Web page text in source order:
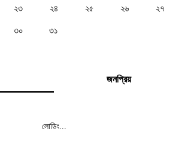
২৩ ২৪ ২৫ ২৬ ২৭
৩০ ৩১
জনপ্রিয়
লোডিং...